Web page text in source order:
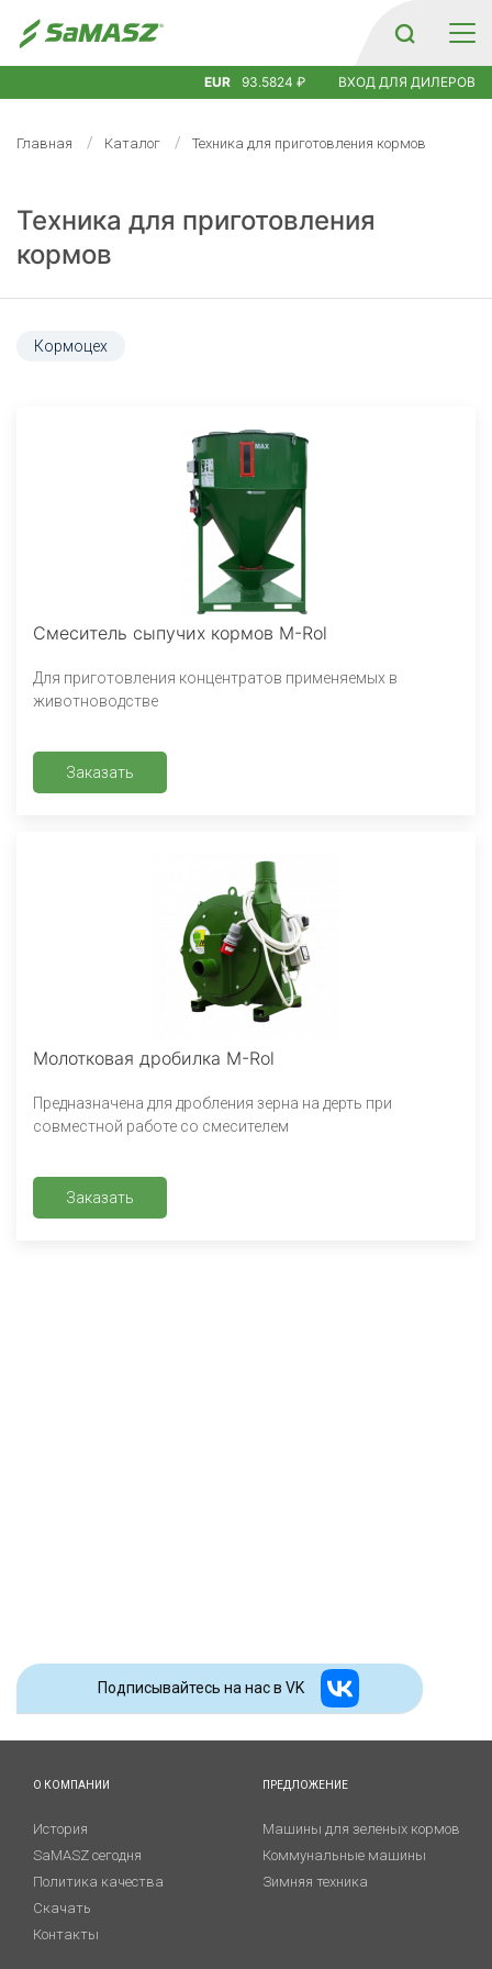
EUR 93.5824 ₽ ВХОД ДЛЯ ДИЛЕРОВ
Главная Каталог Техника для приготовления кормов
Техника для приготовления
кормов
Кормоцех
Смеситель сыпучих кормов M-Rol
Для приготовления концентратов применяемых в
животноводстве
Заказать
Молотковая дробилка M-Rol
Предназначена для дробления зерна на дерть при
совместной работе со смесителем
Заказать
Подписывайтесь на наc в VK
О КОМПАНИИ
История
SaMASZ сегодня
Политика качества
Скачать
Контакты
ПРЕДЛОЖЕНИЕ
Машины для зеленых кормов
Коммунальные машины
Зимняя техника